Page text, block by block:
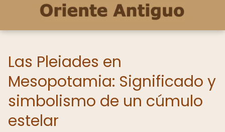
Las Pleiades en
Mesopotamia: Significado y
simbolismo de un cúmulo
estelar